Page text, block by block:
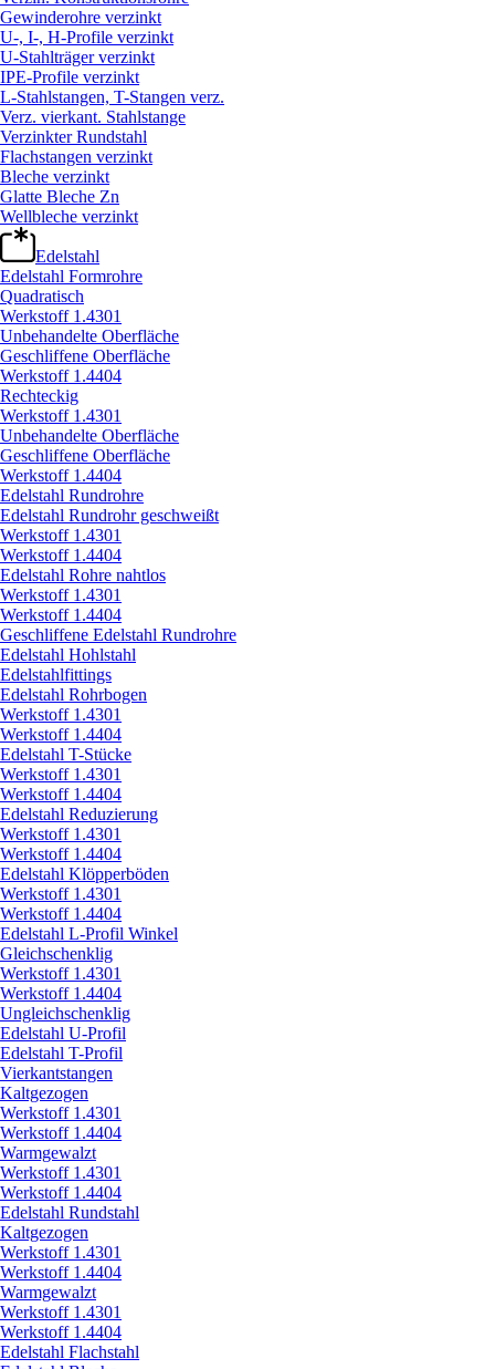
Gewinderohre verzinkt
U-, I-, H-Profile verzinkt
U-Stahlträger verzinkt
IPE-Profile verzinkt
L-Stahlstangen, T-Stangen verz.
Verz. vierkant. Stahlstange
Verzinkter Rundstahl
Flachstangen verzinkt
Bleche verzinkt
Glatte Bleche Zn
Wellbleche verzinkt
Edelstahl
Edelstahl Formrohre
Quadratisch
Werkstoff 1.4301
Unbehandelte Oberfläche
Geschliffene Oberfläche
Werkstoff 1.4404
Rechteckig
Werkstoff 1.4301
Unbehandelte Oberfläche
Geschliffene Oberfläche
Werkstoff 1.4404
Edelstahl Rundrohre
Edelstahl Rundrohr geschweißt
Werkstoff 1.4301
Werkstoff 1.4404
Edelstahl Rohre nahtlos
Werkstoff 1.4301
Werkstoff 1.4404
Geschliffene Edelstahl Rundrohre
Edelstahl Hohlstahl
Edelstahlfittings
Edelstahl Rohrbogen
Werkstoff 1.4301
Werkstoff 1.4404
Edelstahl T-Stücke
Werkstoff 1.4301
Werkstoff 1.4404
Edelstahl Reduzierung
Werkstoff 1.4301
Werkstoff 1.4404
Edelstahl Klöpperböden
Werkstoff 1.4301
Werkstoff 1.4404
Edelstahl L-Profil Winkel
Gleichschenklig
Werkstoff 1.4301
Werkstoff 1.4404
Ungleichschenklig
Edelstahl U-Profil
Edelstahl T-Profil
Vierkantstangen
Kaltgezogen
Werkstoff 1.4301
Werkstoff 1.4404
Warmgewalzt
Werkstoff 1.4301
Werkstoff 1.4404
Edelstahl Rundstahl
Kaltgezogen
Werkstoff 1.4301
Werkstoff 1.4404
Warmgewalzt
Werkstoff 1.4301
Werkstoff 1.4404
Edelstahl Flachstahl